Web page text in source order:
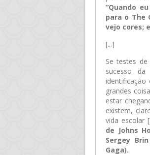
“Quando
para o The
vejo cores;
[...]
Se testes
sucesso
identificação
grandes
estar
existem,
vida escolar
de Johns
Sergey
Gaga).